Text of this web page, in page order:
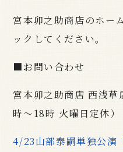
宮本卯之助商店のホー
ックしてください。
■お問い合わせ
宮本卯之助商店 西浅
時〜18時 火曜日定休）
4/23山部泰嗣単独公演